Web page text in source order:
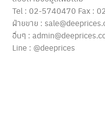
Tel : 02-5740470 Fax :
ฝ่ายขาย :
อื่นๆ :
Line : @deeprices